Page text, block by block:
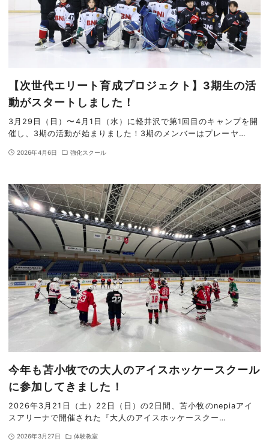
【次世代エリート育成プロジェクト】3期生の活
動がスタートしました！
3月29日（日）〜4月1日（水）に軽井沢で第1回目のキャンプを開
催し、3期の活動が始まりました！3期のメンバーはプレーヤ…
2026年4月6日 強化スクール
今年も苫小牧での大人のアイスホッケースクール
に参加してきました！
2026年3月21日（土）22日（日）の2日間、苫小牧のnepiaアイ
スアリーナで開催された『大人のアイスホッケースクー…
2026年3月27日 体験教室